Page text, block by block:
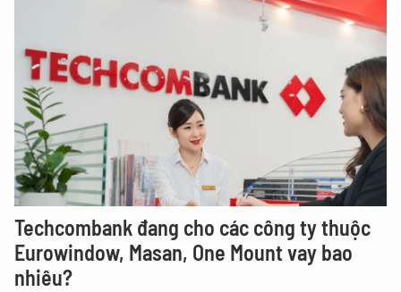
Techcombank đang cho các công ty thuộc
Eurowindow, Masan, One Mount vay bao
nhiêu?